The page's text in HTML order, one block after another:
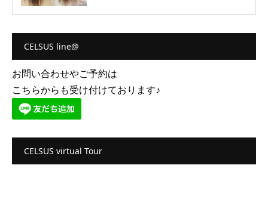
CELSUS line@
お問い合わせやご予約は
こちらからも受け付けております♪
CELSUS virtual Tour